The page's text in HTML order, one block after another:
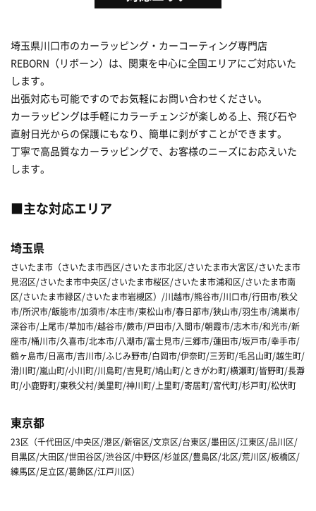
埼玉県川口市のカーラッピング・カーコーティング専門店
REBORN（リボーン）は、関東を中心に全国エリアにご対応いた
します。
出張対応も可能ですのでお気軽にお問い合わせください。
カーラッピングは手軽にカラーチェンジが楽しめる上、飛び石や
直射日光からの保護にもなり、簡単に剥がすことができます。
丁寧で高品質なカーラッピングで、お客様のニーズにお応えいた
します。
■主な対応エリア
埼玉県
さいたま市（さいたま市西区/さいたま市北区/さいたま市大宮区/さいたま市
見沼区/さいたま市中央区/さいたま市桜区/さいたま市浦和区/さいたま市南
区/さいたま市緑区/さいたま市岩槻区）/川越市/熊谷市/川口市/行田市/秩父
市/所沢市/飯能市/加須市/本庄市/東松山市/春日部市/狭山市/羽生市/鴻巣市/
深谷市/上尾市/草加市/越谷市/蕨市/戸田市/入間市/朝霞市/志木市/和光市/新
座市/桶川市/久喜市/北本市/八潮市/富士見市/三郷市/蓮田市/坂戸市/幸手市/
鶴ヶ島市/日高市/吉川市/ふじみ野市/白岡市/伊奈町/三芳町/毛呂山町/越生町/
滑川町/嵐山町/小川町/川島町/吉見町/鳩山町/ときがわ町/横瀬町/皆野町/長瀞
町/小鹿野町/東秩父村/美里町/神川町/上里町/寄居町/宮代町/杉戸町/松伏町
東京都
23区（千代田区/中央区/港区/新宿区/文京区/台東区/墨田区/江東区/品川区/
目黒区/大田区/世田谷区/渋谷区/中野区/杉並区/豊島区/北区/荒川区/板橋区/
練馬区/足立区/葛飾区/江戸川区）